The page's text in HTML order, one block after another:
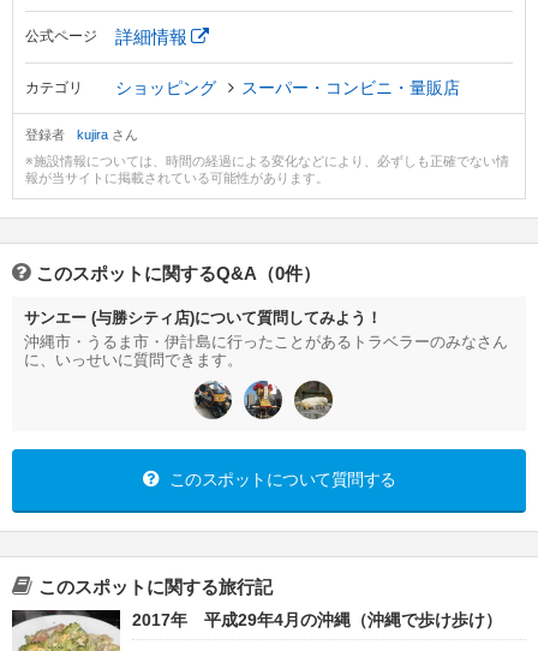
公式ページ 詳細情報
カテゴリ ショッピング スーパー・コンビニ・量販店
登録者 kujira さん
※施設情報については、時間の経過による変化などにより、必ずしも正確でない情
報が当サイトに掲載されている可能性があります。
このスポットに関するQ&A（0件）
サンエー (与勝シティ店)について質問してみよう！
沖縄市・うるま市・伊計島に行ったことがあるトラベラーのみなさん
に、いっせいに質問できます。
このスポットについて質問する
このスポットに関する旅行記
2017年 平成29年4月の沖縄（沖縄で歩け歩け）